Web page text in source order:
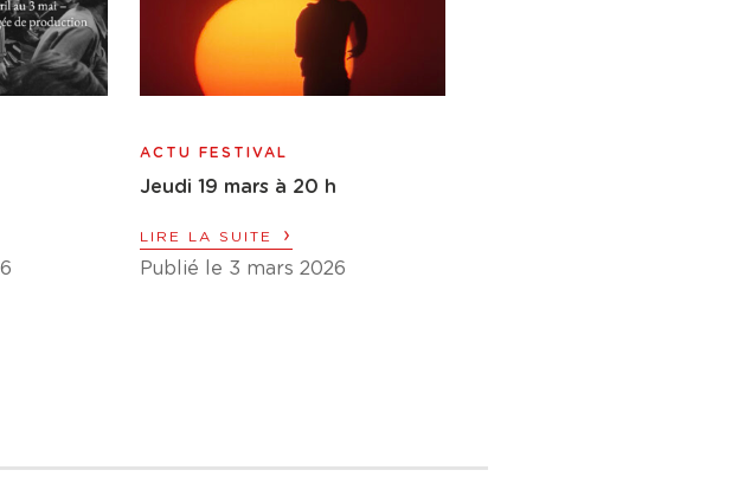
ACTU FESTIVAL
Jeudi 19 mars à 20 h
LIRE LA SUITE ›
Publié le 3 mars 2026